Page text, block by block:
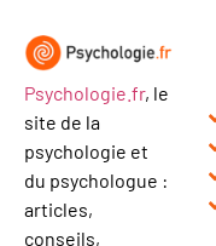
Psychologie.fr, le
site de la
psychologie et
du psychologue :
articles,
conseils,